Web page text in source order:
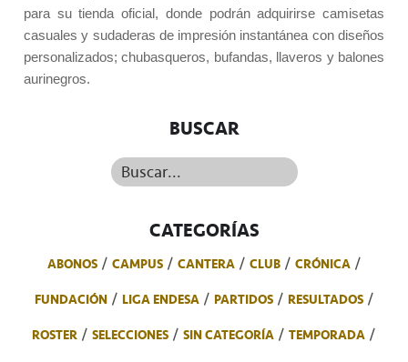
para su tienda oficial, donde podrán adquirirse camisetas
casuales y sudaderas de impresión instantánea con diseños
personalizados; chubasqueros, bufandas, llaveros y balones
aurinegros.
BUSCAR
Buscar...
CATEGORÍAS
ABONOS CAMPUS CANTERA CLUB
CRÓNICA
FUNDACIÓN
LIGA ENDESA PARTIDOS
RESULTADOS
ROSTER
SELECCIONES SIN CATEGORÍA
TEMPORADA